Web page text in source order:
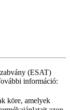
(ESAT)
információ:
köre, amelyek